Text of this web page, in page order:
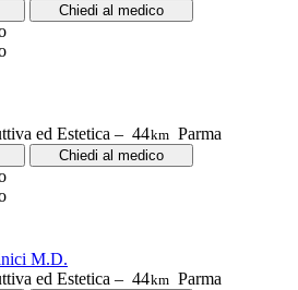
Chiedi al medico
ed Estetica – 44km Parma
Chiedi al medico
M.D.
ed Estetica – 44km Parma